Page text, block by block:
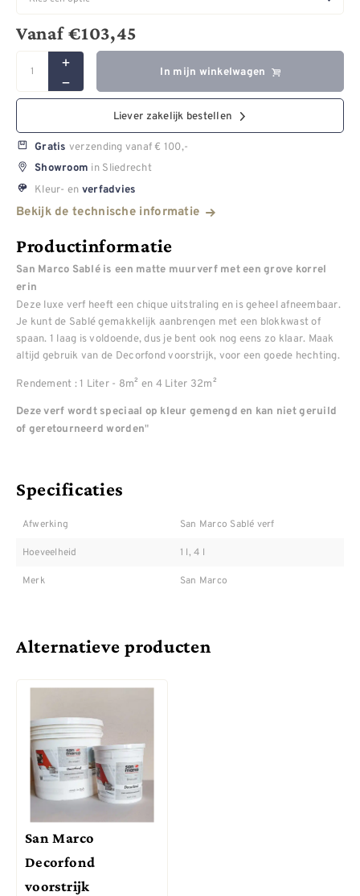
Vanaf€103,45
In mijn winkelwagen
Liever zakelijk bestellen
Gratis verzending vanaf € 100,-
Showroom in Sliedrecht
Kleur- en verfadvies
Bekijk de technische informatie
Productinformatie
San Marco Sablé is een matte muurverf met een grove korrel
erin
Deze luxe verf heeft een chique uitstraling en is geheel afneembaar.
Je kunt de Sablé gemakkelijk aanbrengen met een blokkwast of
spaan. 1 laag is voldoende, dus je bent ook nog eens zo klaar. Maak
altijd gebruik van de Decorfond voorstrijk, voor een goede hechting.
Rendement : 1 Liter - 8m² en 4 Liter 32m²
Deze verf wordt speciaal op kleur gemengd en kan niet geruild
of geretourneerd worden"
Specificaties
Afwerking San Marco Sablé verf
Hoeveelheid 1 l, 4 l
Merk San Marco
Alternatieve producten
San Marco
Decorfond
voorstrijk